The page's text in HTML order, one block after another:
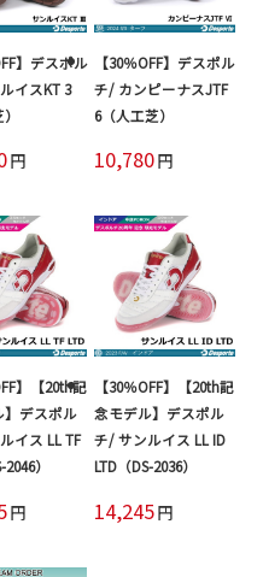
】デスポル
イスKT 3
円
【30％OFF】デスポル
チ/ カンピーナスJTF
6（人工芝）
10,780円
】【20th記
】デスポル
イス LL TF
）
円
【30％OFF】【20th記
念モデル】デスポル
チ/ サンルイス LL ID
LTD（DS-2036）
14,245円